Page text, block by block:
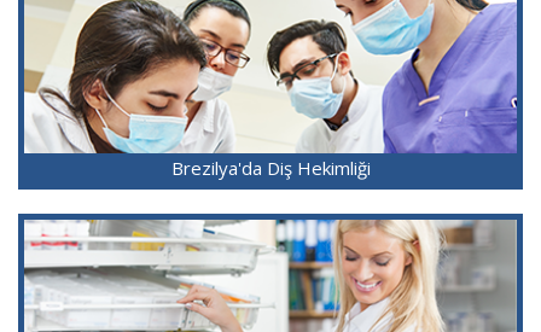
Brezilya'da Diş Hekimliği